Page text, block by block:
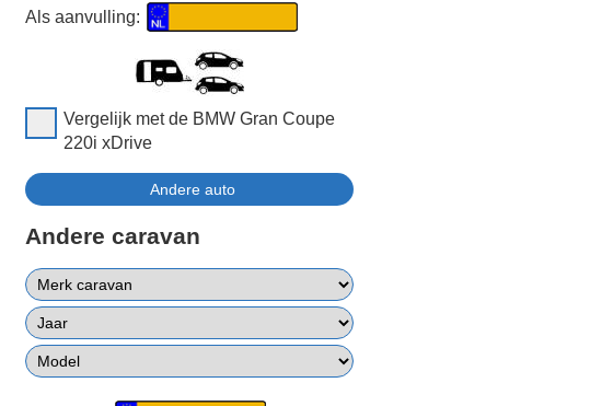
Als aanvulling:
Vergelijk met de BMW Gran Coupe
220i xDrive
Andere caravan